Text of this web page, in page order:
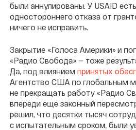
были аннулированы. У USAID
одностороннего отказа от
ничего не исправить.
Закрытие «Голоса Америки» и
«Радио Свобода» — тоже
Да, под влиянием принятых
Агентство США по глобальным
не прекращать работу «Радио
впереди еще законный
решил, что десятки тысяч
с испытательным сроком, были